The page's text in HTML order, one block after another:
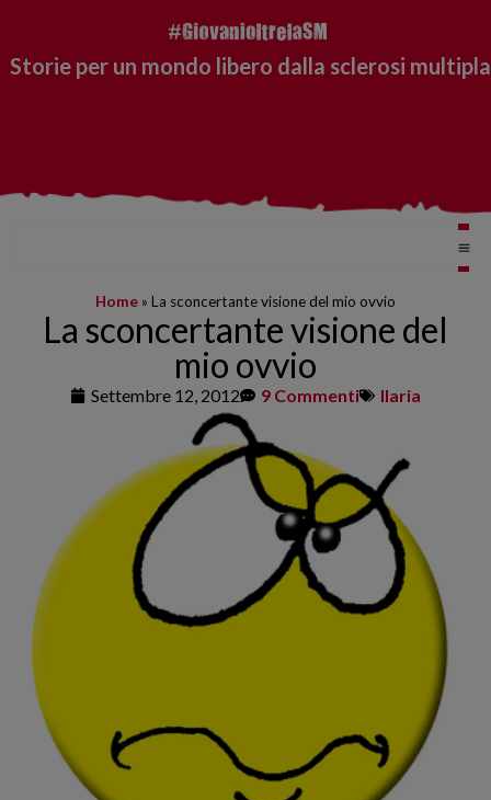
Storie per un mondo libero dalla sclerosi multipla
Home » La sconcertante visione del mio ovvio
La sconcertante visione del
mio ovvio
Settembre 12, 2012 9 Commenti Ilaria